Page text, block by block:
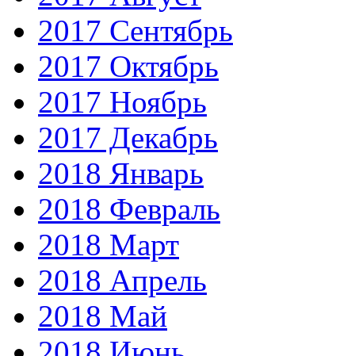
2017 Сентябрь
2017 Октябрь
2017 Ноябрь
2017 Декабрь
2018 Январь
2018 Февраль
2018 Март
2018 Апрель
2018 Май